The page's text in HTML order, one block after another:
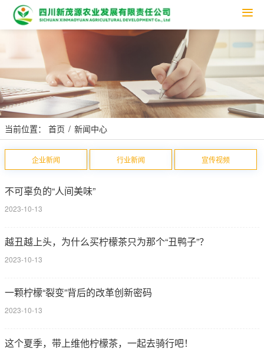
当前位置： 首页 新闻中心
企业新闻 行业新闻 宣传视频
不可辜负的“人间美味”
2023-10-13
越丑越上头，为什么买柠檬茶只为那个“丑鸭子”？
2023-10-13
一颗柠檬“裂变”背后的改革创新密码
2023-10-13
这个夏季，带上维他柠檬茶，一起去骑行吧！